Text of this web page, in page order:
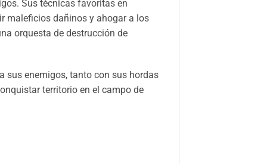
Sus técnicas favoritas en
maleficios dañinos y ahogar a los
orquesta de destrucción de
sus enemigos, tanto con sus hordas
territorio en el campo de